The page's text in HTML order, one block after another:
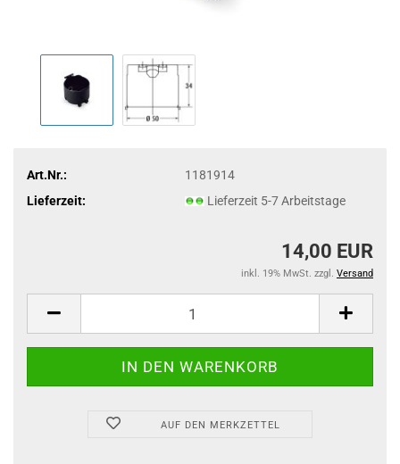
Art.Nr.:
1181914
Lieferzeit:
Lieferzeit 5-7 Arbeitstage
14,00 EUR
inkl. 19% MwSt. zzgl. Versand
AUF DEN MERKZETTEL